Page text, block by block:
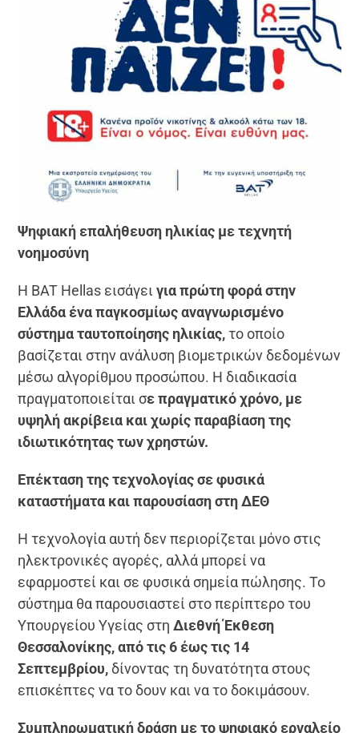
Ψηφιακή επαλήθευση ηλικίας με τεχνητή
νοημοσύνη
Η BAT Hellas εισάγει για πρώτη φορά στην
Ελλάδα ένα παγκοσμίως αναγνωρισμένο
σύστημα ταυτοποίησης ηλικίας,το οποίο
βασίζεται στην ανάλυση βιομετρικών δεδομένων
μέσω αλγορίθμου προσώπου. Η διαδικασία
πραγματοποιείται σε πραγματικό χρόνο, με
υψηλή ακρίβεια και χωρίς παραβίαση της
ιδιωτικότητας των χρηστών.
Επέκταση της τεχνολογίας σε φυσικά
καταστήματα και παρουσίαση στη ΔΕΘ
Η τεχνολογία αυτή δεν περιορίζεται μόνο στις
ηλεκτρονικές αγορές, αλλά μπορεί να
εφαρμοστεί και σε φυσικά σημεία πώλησης. Το
σύστημα θα παρουσιαστεί στο περίπτερο του
Υπουργείου Υγείας στηΔιεθνή Έκθεση
Θεσσαλονίκης, από τις 6 έως τις 14
Σεπτεμβρίου, δίνοντας τη δυνατότητα στους
επισκέπτες να το δουν και να το δοκιμάσουν.
Συμπληρωματική δράση με το ψηφιακό εργαλείο